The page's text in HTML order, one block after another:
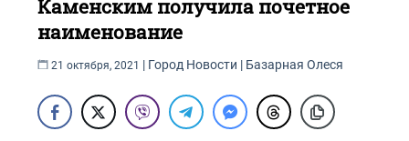
Каменским получила почетное
наименование
21 октября, 2021 | Город Новости | Базарная Олеся